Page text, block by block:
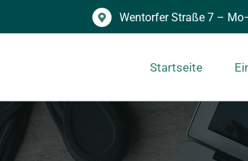
Wentorfer Straße 7 –
Startseite
Finden Sie die perfekte Einlage für Ihre